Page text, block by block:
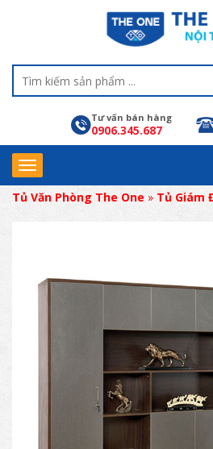
Tư vấn bán hàng
0906.345.687
Tủ Văn Phòng The One » Tủ Giám